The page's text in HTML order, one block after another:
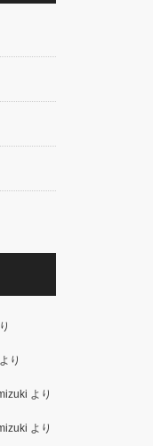
り
より
より